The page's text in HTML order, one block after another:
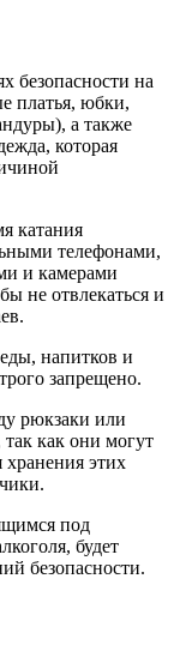
безопасности на
платья, юбки,
а также
которая
катания
телефонами,
и камерами
не отвлекаться и
напитков и
запрещено.
рюкзаки или
как они могут
хранения этих
под
будет
безопасности.